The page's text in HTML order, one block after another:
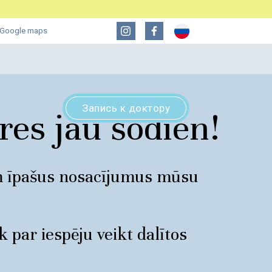
maps
Акция у новых специалистов!
Особое предложение
предложение!
из циркония - 500 €
Запись к доктору
jau šodien!
īpašus nosacījumus mūsu
par iespēju veikt dalītos